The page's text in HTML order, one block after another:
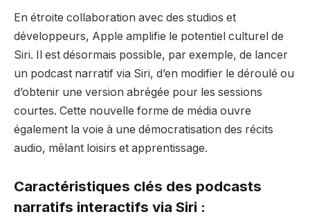
En étroite collaboration avec des studios et
développeurs, Apple amplifie le potentiel culturel de
Siri. Il est désormais possible, par exemple, de lancer
un podcast narratif via Siri, d’en modifier le déroulé ou
d’obtenir une version abrégée pour les sessions
courtes. Cette nouvelle forme de média ouvre
également la voie à une démocratisation des récits
audio, mêlant loisirs et apprentissage.
Caractéristiques clés des podcasts
narratifs interactifs via Siri :